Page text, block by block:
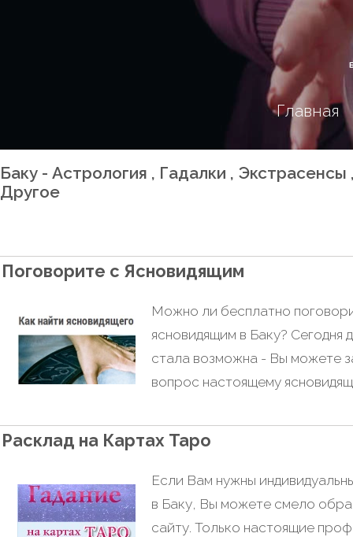
Главная
Баку - Астрология , Гадалки ,
Другое
Поговорите с Ясновидящим
Можно ли бесплатно
ясновидящим в Баку? Сегодня
стала возможна - Вы можете
вопрос настоящему
Расклад на Картах Таро
Если Вам нужны
в Баку, Вы можете смело
сайту. Только настоящие